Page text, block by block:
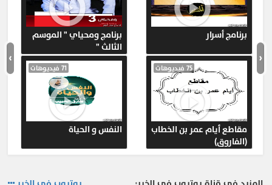
برنامج أسرار
برنامج ومحياي " الموسم
الثالث "
مقاطع أيام عمر بن الخطاب
(الفاروق)
75 فيديوهات
النفس و الحياة
71 فيديوهات ‹
›